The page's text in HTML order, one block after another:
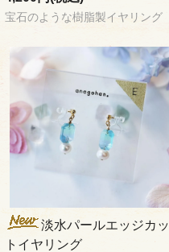
宝石のような樹脂製イヤリング
淡水パールエッジカッ
トイヤリング